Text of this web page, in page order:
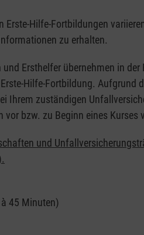
Erste-Hilfe-Fortbildungen
zu erhalten.
Ersthelfer übernehmen in
Hilfe-Fortbildung.
Ihrem zuständigen
bzw. zu Beginn eines
und
45 Minuten)